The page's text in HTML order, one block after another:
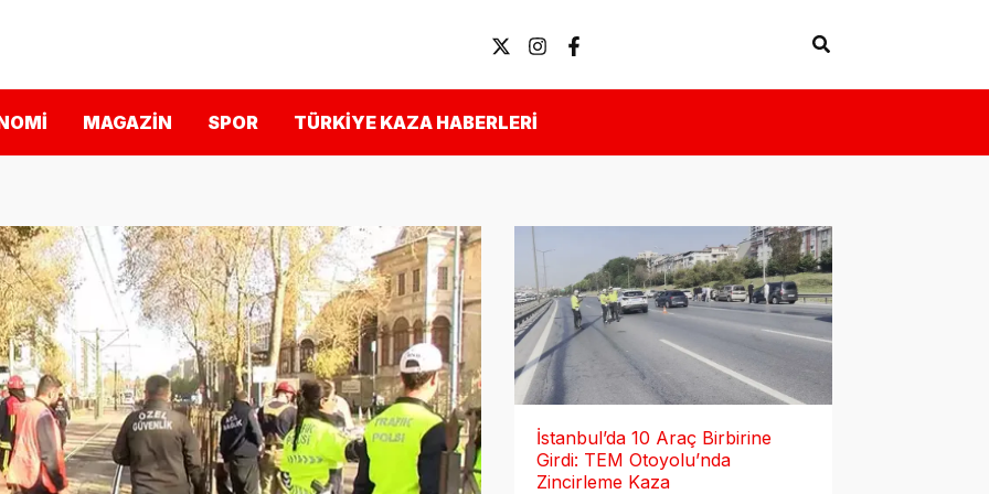
Arama
MAGAZIN SPOR TÜRKIYE KAZA HABERLERI
İstanbul’da 10 Araç Birbirine
Girdi: TEM Otoyolu’nda
Zincirleme Kaza